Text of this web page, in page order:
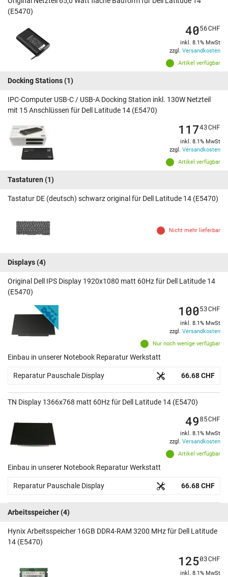
(E5470)
Artikel verfügbar
4056CHF
inkl. 8.1% MwSt
zzgl. Versandkosten
Docking Stations(1)
IPC-Computer USB-C / USB-A Docking Station inkl. 130W Netzteil
mit 15 Anschlüssen für Dell Latitude 14 (E5470)
Artikel verfügbar
11743CHF
inkl. 8.1% MwSt
zzgl. Versandkosten
Tastaturen (1)
Tastatur DE (deutsch) schwarz original für Dell Latitude 14 (E5470)
Nicht mehr lieferbar
Displays(4)
Original Dell IPS Display 1920x1080 matt 60Hz für Dell Latitude 14
(E5470)
Nur noch wenige verfügbar
10053CHF
inkl. 8.1% MwSt
zzgl. Versandkosten
Einbau in unserer Notebook Reparatur Werkstatt
Reparatur Pauschale Display 66.68 CHF
TN Display 1366x768 matt 60Hz für Dell Latitude 14 (E5470)
Artikel verfügbar
4985CHF
inkl. 8.1% MwSt
zzgl. Versandkosten
Einbau in unserer Notebook Reparatur Werkstatt
Reparatur Pauschale Display 66.68 CHF
Arbeitsspeicher(4)
Hynix Arbeitsspeicher 16GB DDR4-RAM 3200 MHz für Dell Latitude
14 (E5470)
12503CHF
inkl. 8.1% MwSt